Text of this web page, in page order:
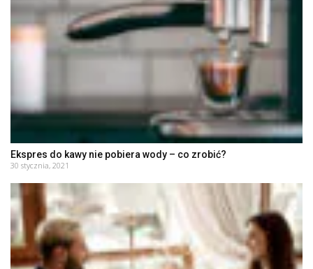
Ekspres do kawy nie pobiera wody – co zrobić?
30 stycznia, 2021